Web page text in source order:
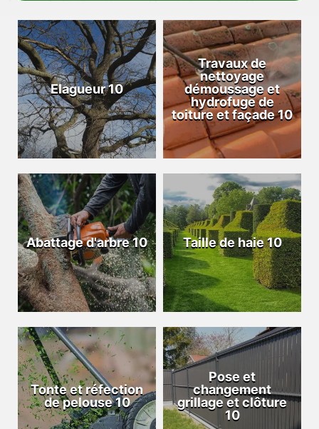
Elagueur 10
Travaux de
nettoyage
démoussage et
hydrofuge de
toiture et façade 10
Abattage d'arbre 10 Taille de haie 10
Tonte et réfection
de pelouse 10
Pose et
changement
grillage et clôture
10